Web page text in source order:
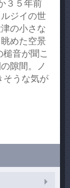
３５年前
ジイの世
の小さな
めた空景
音が聞こ
隙間。ノ
そうな気が